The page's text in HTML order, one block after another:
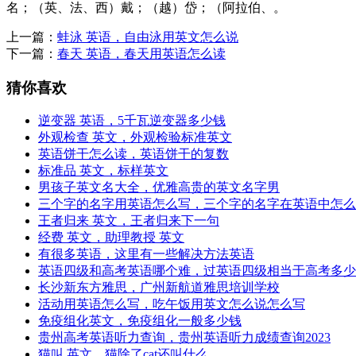
名；（英、法、西）戴；（越）岱；（阿拉伯、。
上一篇： 蛙泳 英语，自由泳用英文怎么说
下一篇： 春天 英语，春天用英语怎么读
猜你喜欢
逆变器 英语，5千瓦逆变器多少钱
外观检查 英文，外观检验标准英文
英语饼干怎么读，英语饼干的复数
标准品 英文，标样英文
男孩子英文名大全，优雅高贵的英文名字男
三个字的名字用英语怎么写，三个字的名字在英语中怎
王者归来 英文，王者归来下一句
经费 英文，助理教授 英文
有很多英语，这里有一些解决方法英语
英语四级和高考英语哪个难，过英语四级相当于高考多
长沙新东方雅思，广州新航道雅思培训学校
活动用英语怎么写，吃午饭用英文怎么说怎么写
免疫组化英文，免疫组化一般多少钱
贵州高考英语听力查询，贵州英语听力成绩查询2023